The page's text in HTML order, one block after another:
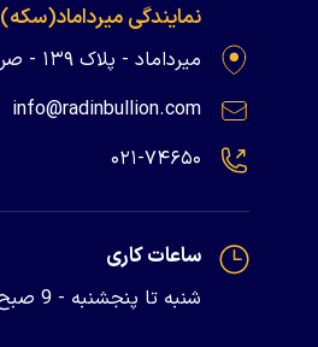
نمایندگی میرداماد(سکه)
میرداماد - پلاک ۱۳۹ - صرافی رادین
info@radinbullion.com
۰۲۱-۷۴۶۵۰
ساعات کاری
شنبه تا پنجشنبه - 9 صبح تا 5 بعدازظهر